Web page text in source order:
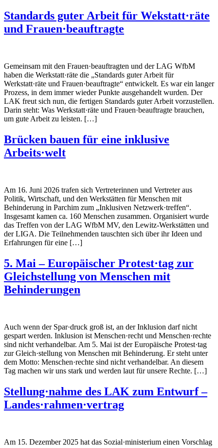
Standards guter Arbeit für Wekstatt·räte
und Frauen·beauftragte
Gemeinsam mit den Frauen·beauftragten und der LAG WfbM
haben die Werkstatt·räte die „Standards guter Arbeit für
Werkstatt·räte und Frauen·beauftragte“ entwickelt. Es war ein langer
Prozess, in dem immer wieder Punkte ausgehandelt wurden. Der
LAK freut sich nun, die fertigen Standards guter Arbeit vorzustellen.
Darin steht: Was Werkstatt·räte und Frauen·beauftragte brauchen,
um gute Arbeit zu leisten. […]
Brücken bauen für eine inklusive
Arbeits·welt
Am 16. Juni 2026 trafen sich Vertreterinnen und Vertreter aus
Politik, Wirtschaft, und den Werkstätten für Menschen mit
Behinderung in Parchim zum „Inklusiven Netzwerk·treffen“.
Insgesamt kamen ca. 160 Menschen zusammen. Organisiert wurde
das Treffen von der LAG WfbM MV, den Lewitz-Werkstätten und
der LIGA. Die Teilnehmenden tauschten sich über ihr Ideen und
Erfahrungen für eine […]
5. Mai – Europäischer Protest·tag zur
Gleichstellung von Menschen mit
Behinderungen
Auch wenn der Spar·druck groß ist, an der Inklusion darf nicht
gespart werden. Inklusion ist Menschen·recht und Menschen·rechte
sind nicht verhandelbar. Am 5. Mai ist der Europäische Protest·tag
zur Gleich·stellung von Menschen mit Behinderung. Er steht unter
dem Motto: Menschen·rechte sind nicht verhandelbar. An diesem
Tag machen wir uns stark und werden laut für unsere Rechte. […]
Stellung·nahme des LAK zum Entwurf –
Landes·rahmen·vertrag
Am 15. Dezember 2025 hat das Sozial·ministerium einen Vorschlag